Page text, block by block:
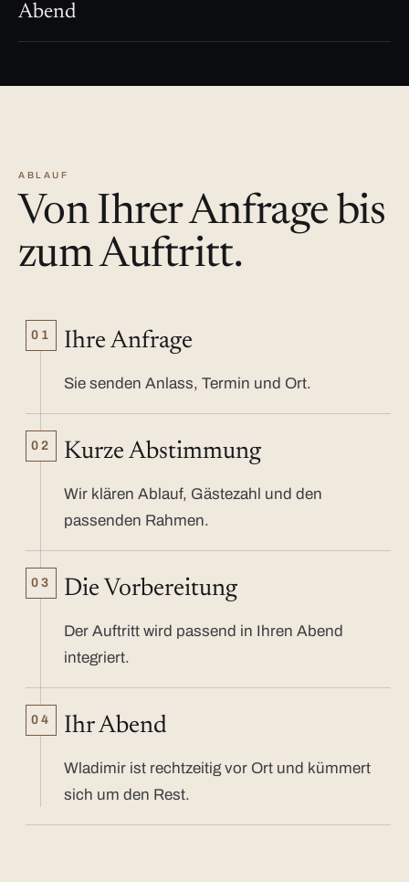
Abend
ABLAUF
Von Ihrer Anfrage bis
zum Auftritt.
01 Ihre Anfrage
Sie senden Anlass, Termin und Ort.
02 Kurze Abstimmung
Wir klären Ablauf, Gästezahl und den
passenden Rahmen.
03 Die Vorbereitung
Der Auftritt wird passend in Ihren Abend
integriert.
04 Ihr Abend
Wladimir ist rechtzeitig vor Ort und kümmert
sich um den Rest.